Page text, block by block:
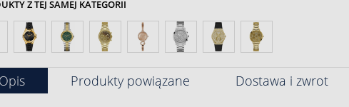
Z TEJ SAMEJ KATEGORII
Opis Produkty powiązane Dostawa i zwrot